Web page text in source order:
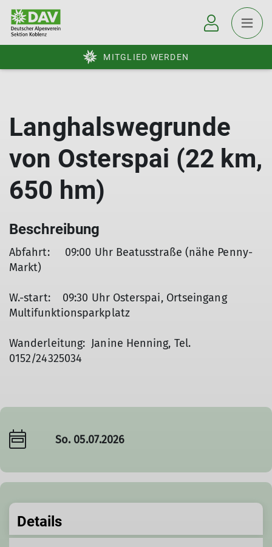
MITGLIED WERDEN
Langhalswegrunde
von Osterspai (22 km,
650 hm)
Beschreibung
Abfahrt: 09:00 Uhr Beatusstraße (nähe Penny-
Markt)
W.-start: 09:30 Uhr Osterspai, Ortseingang
Multifunktionsparkplatz
Wanderleitung: Janine Henning, Tel.
0152/24325034
So. 05.07.2026
Details